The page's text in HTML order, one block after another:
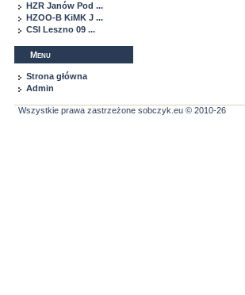
HZR Janów Pod ...
HZOO-B KiMK J ...
CSI Leszno 09 ...
Menu
Strona główna
Admin
Wszystkie prawa zastrzeżone sobczyk.eu © 2010-26